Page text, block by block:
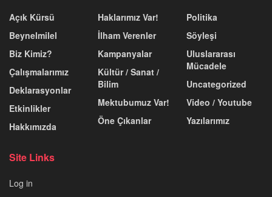
Açık Kürsü
Beynelmilel
Biz Kimiz?
Çalışmalarımız
Deklarasyonlar
Etkinlikler
Hakkımızda
Haklarımız Var!
İlham Verenler
Kampanyalar
Kültür / Sanat /
Bilim
Mektubumuz Var!
Öne Çıkanlar
Politika
Söyleşi
Uluslararası
Mücadele
Uncategorized
Video / Youtube
Yazılarımız
Site Links
Log in